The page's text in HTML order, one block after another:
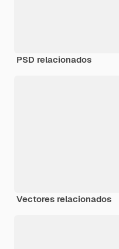
PSD relacionados
Vectores relacionados